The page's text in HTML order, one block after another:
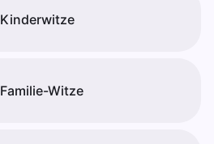
Kinderwitze
Familie-Witze